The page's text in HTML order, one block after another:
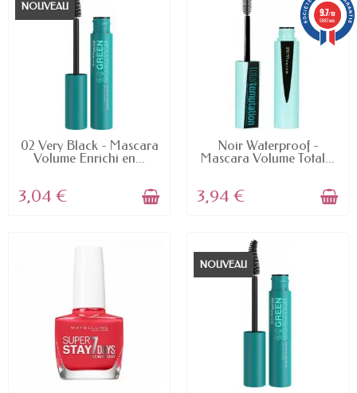
NOUVEAU
EN STOCK
02 Very Black - Mascara
Volume Enrichi en...
3,04 €
EN STOCK
Noir Waterproof -
Mascara Volume Total...
3,94 €
NOUVEAU
9.7/10
5887 avis